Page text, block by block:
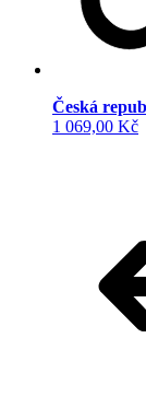
Česká
1 069,00 Kč